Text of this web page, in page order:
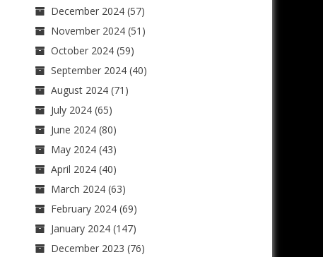
December 2024(57)
November 2024(51)
October 2024(59)
September 2024(40)
August 2024(71)
July 2024(65)
June 2024(80)
May 2024(43)
April 2024(40)
March 2024(63)
February 2024(69)
January 2024(147)
December 2023 (76)